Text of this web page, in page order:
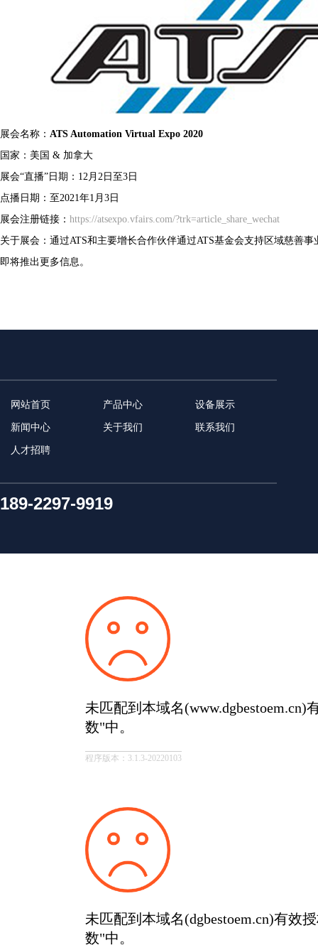
展会名称： ATS Automation Virtual Expo 2020
国家：美国 & 加拿大
展会“直播”日期：12月2日至3日
点播日期：至2021年1月3日
展会注册链接： https://atsexpo.vfairs.com/?trk=article_share_wechat
关于展会：通过ATS和主要增长合作伙伴通过ATS基金会支持区域慈善事
即将推出更多信息。
网站首页 产品中心 设备展示
新闻中心 关于我们 联系我们
人才招聘
189-2297-9919
未匹配到本域名(www.dgbestoem.cn)
数"中。
程序版本：3.1.3-20220103
未匹配到本域名(dgbestoem.cn)有效
数"中。